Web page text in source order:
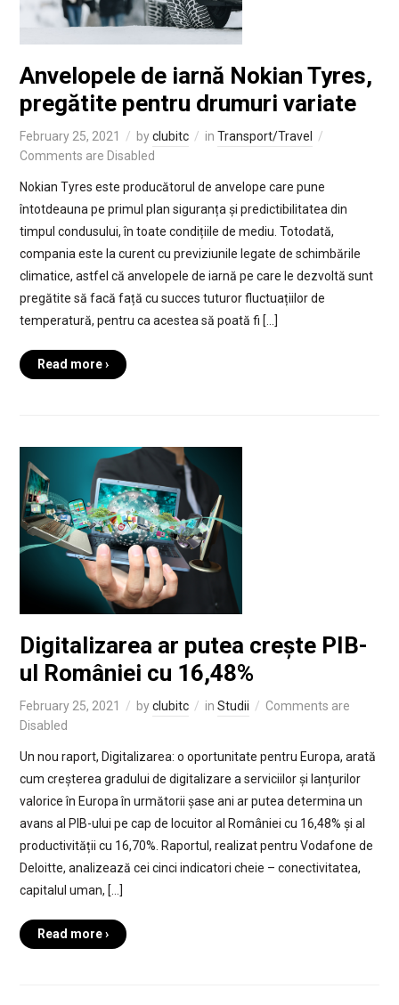
Anvelopele de iarnă Nokian Tyres,
pregătite pentru drumuri variate
February 25, 2021 byclubitc in Transport/Travel
Comments are Disabled
Nokian Tyres este producătorul de anvelope care pune
întotdeauna pe primul plan siguranța și predictibilitatea din
timpul condusului, în toate condițiile de mediu. Totodată,
compania este la curent cu previziunile legate de schimbările
climatice, astfel că anvelopele de iarnă pe care le dezvoltă sunt
pregătite să facă față cu succes tuturor fluctuațiilor de
temperatură, pentru ca acestea să poată fi […]
Read more ›
Digitalizarea ar putea crește PIB-
ul României cu 16,48%
February 25, 2021 byclubitc in Studii
Comments are
Disabled
Un nou raport, Digitalizarea: o oportunitate pentru Europa, arată
cum creșterea gradului de digitalizare a serviciilor și lanțurilor
valorice în Europa în următorii șase ani ar putea determina un
avans al PIB-ului pe cap de locuitor al României cu 16,48% și al
productivității cu 16,70%. Raportul, realizat pentru Vodafone de
Deloitte, analizează cei cinci indicatori cheie – conectivitatea,
capitalul uman, […]
Read more ›